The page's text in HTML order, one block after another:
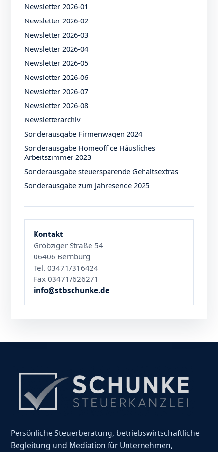
Newsletter 2026-01
Newsletter 2026-02
Newsletter 2026-03
Newsletter 2026-04
Newsletter 2026-05
Newsletter 2026-06
Newsletter 2026-07
Newsletter 2026-08
Newsletterarchiv
Sonderausgabe Firmenwagen 2024
Sonderausgabe Homeoffice Häusliches
Arbeitszimmer 2023
Sonderausgabe steuersparende Gehaltsextras
Sonderausgabe zum Jahresende 2025
Kontakt
Gröbziger Straße 54
06406 Bernburg
Tel. 03471/316424
Fax 03471/626271
info@stbschunke.de
Persönliche Steuerberatung, betriebswirtschaftliche
Begleitung und Mediation für Unternehmen,